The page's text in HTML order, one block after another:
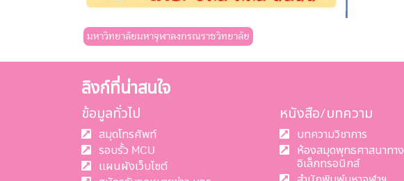
มหาวิทยาลัยมหาจุฬาลงกรณราชวิทยาลัย
ลิงก์ที่น่าสนใจ
ข้อมูลทั่วไป
สมุดโทรศัพท์
รอบรั้ว MCU
แผนผังเว็บไซต์
หนังสือ/บทความ
บทความวิชาการ
ห้องสมุดพุทธศาสนาทาง
อิเล็กทรอนิกส์